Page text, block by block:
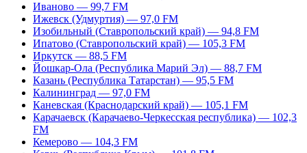
Иваново — 99,7 FM
Ижевск (Удмуртия) — 97,0 FM
Изобильный (Ставропольский край) — 94,8 FM
Ипатово (Ставропольский край) — 105,3 FM
Иркутск — 88,5 FM
Йошкар-Ола (Республика Марий Эл) — 88,7 FM
Казань (Республика Татарстан) — 95,5 FM
Калининград — 97,0 FM
Каневская (Краснодарский край) — 105,1 FM
Карачаевск (Карачаево-Черкесская республика) — 102,3
FM
Кемерово — 104,3 FM